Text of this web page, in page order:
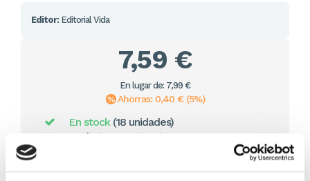
Editor: Editorial Vida
7,59 €
En lugar de: 7,99 €
Ahorras: 0,40 € (5%)
En stock (18 unidades)
Recíbelo en 24/48H*